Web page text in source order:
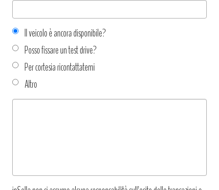
Il veicolo è ancora disponibile?
Posso fissare un test drive?
Per cortesia ricontattatemi
Altro
Tipo